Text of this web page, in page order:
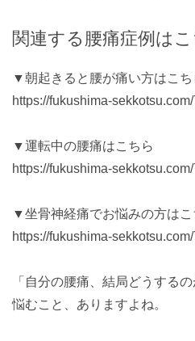
関連する腰痛症例は
▼朝起きると腰が痛い方はこち
https://fukushima-
▼運転中の腰痛はこちら
https://fukushima-
▼坐骨神経痛でお悩みの方はこ
https://fukushima-
「自分の腰痛、結局どうする
悩むこと、ありますよね。